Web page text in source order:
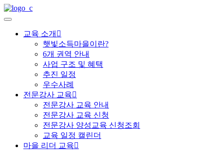
교육 소개
햇빛소득마을이란?
6개 권역 안내
사업 구조 및 혜택
추진 일정
우수사례
전문강사 교육
전문강사 교육 안내
전문강사 교육 신청
전문강사 양성교육 신청조회
교육 일정 캘린더
마을 리더 교육